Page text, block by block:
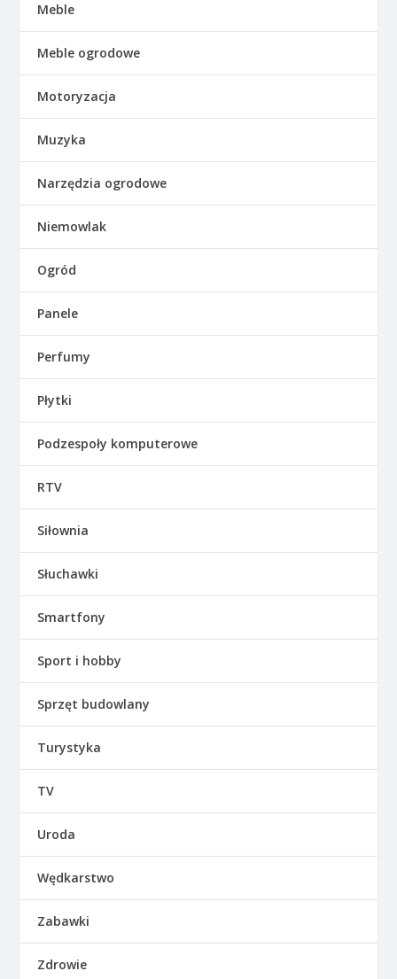
Meble
Meble ogrodowe
Motoryzacja
Muzyka
Narzędzia ogrodowe
Niemowlak
Ogród
Panele
Perfumy
Płytki
Podzespoły komputerowe
RTV
Siłownia
Słuchawki
Smartfony
Sport i hobby
Sprzęt budowlany
Turystyka
TV
Uroda
Wędkarstwo
Zabawki
Zdrowie